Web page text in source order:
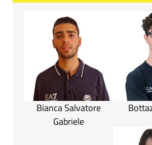
Bianca Salvatore
Gabriele